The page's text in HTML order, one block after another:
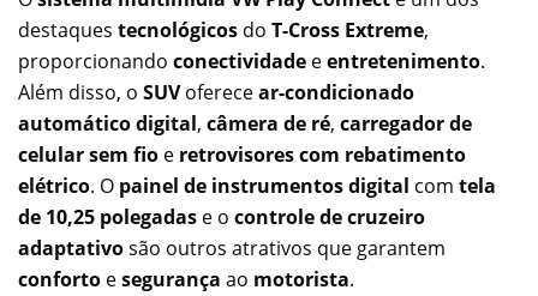
destaques tecnológicos do T-Cross Extreme,
proporcionando conectividade eentretenimento.
Além disso, o SUVoferecear-condicionado
automático digital, câmera de ré, carregador de
celular sem fio e retrovisores com rebatimento
elétrico. O painel de instrumentos digital com tela
de 10,25 polegadas e o controle de cruzeiro
adaptativosão outros atrativos que garantem
conforto esegurança ao motorista.